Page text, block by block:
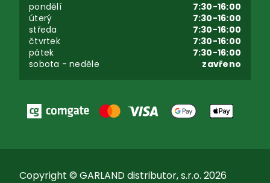
pondělí
7:30-16:00
úterý
7:30-16:00
středa
7:30-16:00
čtvrtek
7:30-16:00
pátek
7:30-16:00
sobota - neděle
zavřeno
Copyright © GARLAND distributor, s.r.o. 2026